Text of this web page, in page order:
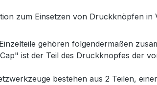
zum Einsetzen von Druckknöpfen
gehören folgendermaßen
ist der Teil des Druckknopfes der
bestehen aus 2 Teilen,